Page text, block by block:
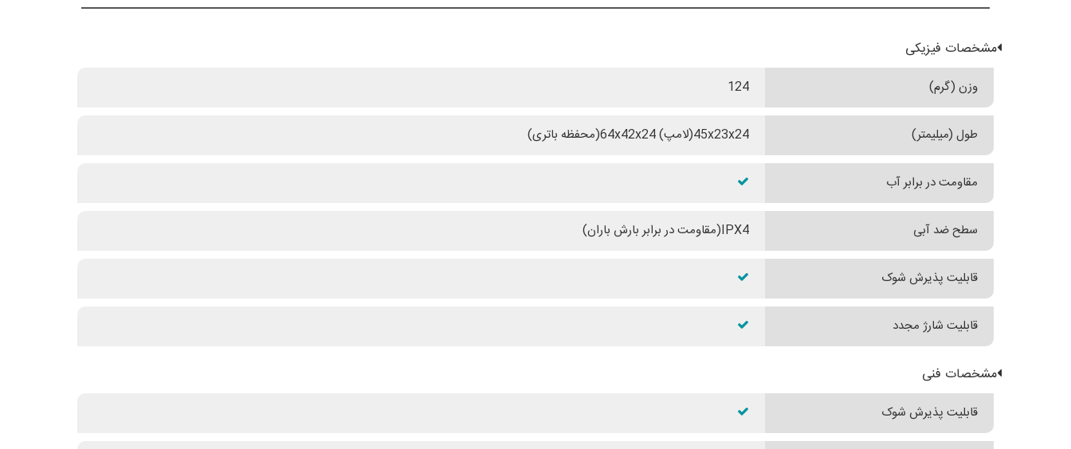
مشخصات فیزیکی
وزن (گرم) 124
طول (میلیمتر) 45x23x24(لامپ) 64x42x24(محفظه باتری)
مقاومت در برابر آب
سطح ضد آبی IPX4(مقاومت در برابر بارش باران)
قابلیت پذیرش شوک
قابلیت شارژ مجدد
مشخصات فنی
قابلیت پذیرش شوک